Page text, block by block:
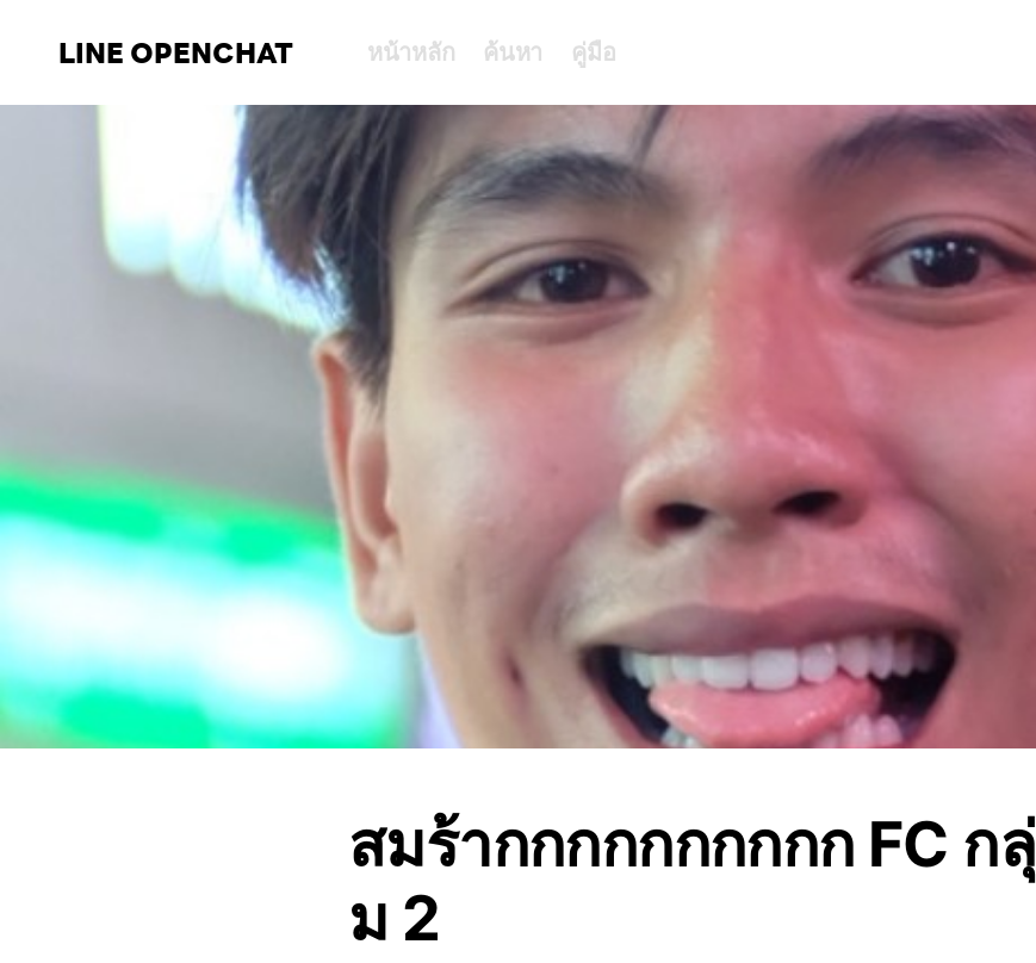
LINE OPENCHAT หน้าหลัก ค้นหา คู่มือ
สมร้ากกกกกกกกกก FC กลุ่
ม 2